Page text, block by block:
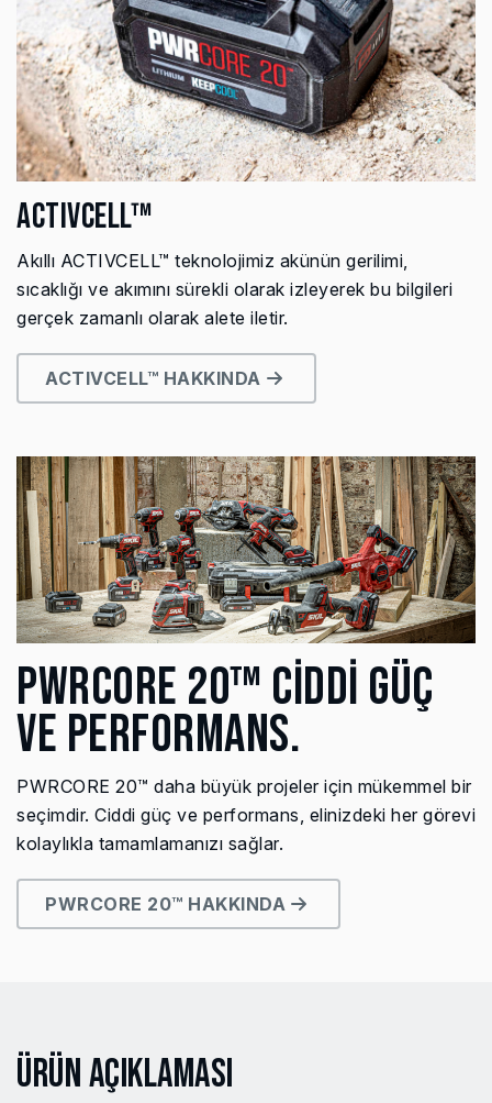
ACTIVCELL™
Akıllı ACTIVCELL™ teknolojimiz akünün gerilimi,
sıcaklığı ve akımını sürekli olarak izleyerek bu bilgileri
gerçek zamanlı olarak alete iletir.
ACTIVCELL™ HAKKINDA
PWRCORE 20™ CİDDİ GÜÇ
VE PERFORMANS.
PWRCORE 20™ daha büyük projeler için mükemmel bir
seçimdir. Ciddi güç ve performans, elinizdeki her görevi
kolaylıkla tamamlamanızı sağlar.
PWRCORE 20™ HAKKINDA
Ürün Açıklaması